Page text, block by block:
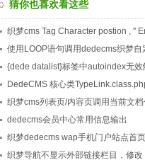
猜你也喜欢看这些
织梦cms Tag Character postion , ''
使用LOOP语句调用dedecms织梦自
内容的方法
{dede datalist}标签中autoindex无效
法
DedeCMS 核心类
记
织梦cms列表页/内容页调用当前文档
会员头像的方法
dedecms会员中心常用信息输出
织梦dedecms wap手机门户站点首
的解决方法
织梦导航不显示外部链接栏目，修改